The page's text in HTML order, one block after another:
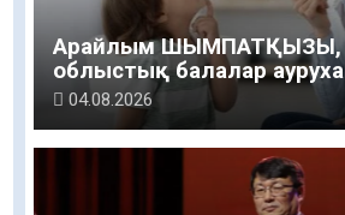
Арайлым ШЫМПАТҚЫЗЫ,
облыстық балалар
логопед маманы: Баланың
дамуы үйдегі қарапайым
қатынастан басталады
04.08.2026